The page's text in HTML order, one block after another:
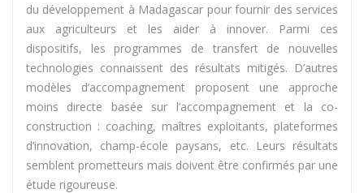
du développement à Madagascar pour fournir des services
aux agriculteurs et les aider à innover. Parmi ces
dispositifs, les programmes de transfert de nouvelles
technologies connaissent des résultats mitigés. D’autres
modèles d’accompagnement proposent une approche
moins directe basée sur l’accompagnement et la co-
construction : coaching, maîtres exploitants, plateformes
d’innovation, champ-école paysans, etc. Leurs résultats
semblent prometteurs mais doivent être confirmés par une
étude rigoureuse.